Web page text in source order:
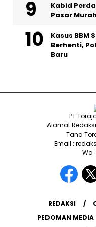
Kabid
Pasar
Kasus BBM
Berhenti,
Baru
PT
Alamat Redaksi
Tana
Email :
Wa
REDAKSI
PEDOMAN MEDIA